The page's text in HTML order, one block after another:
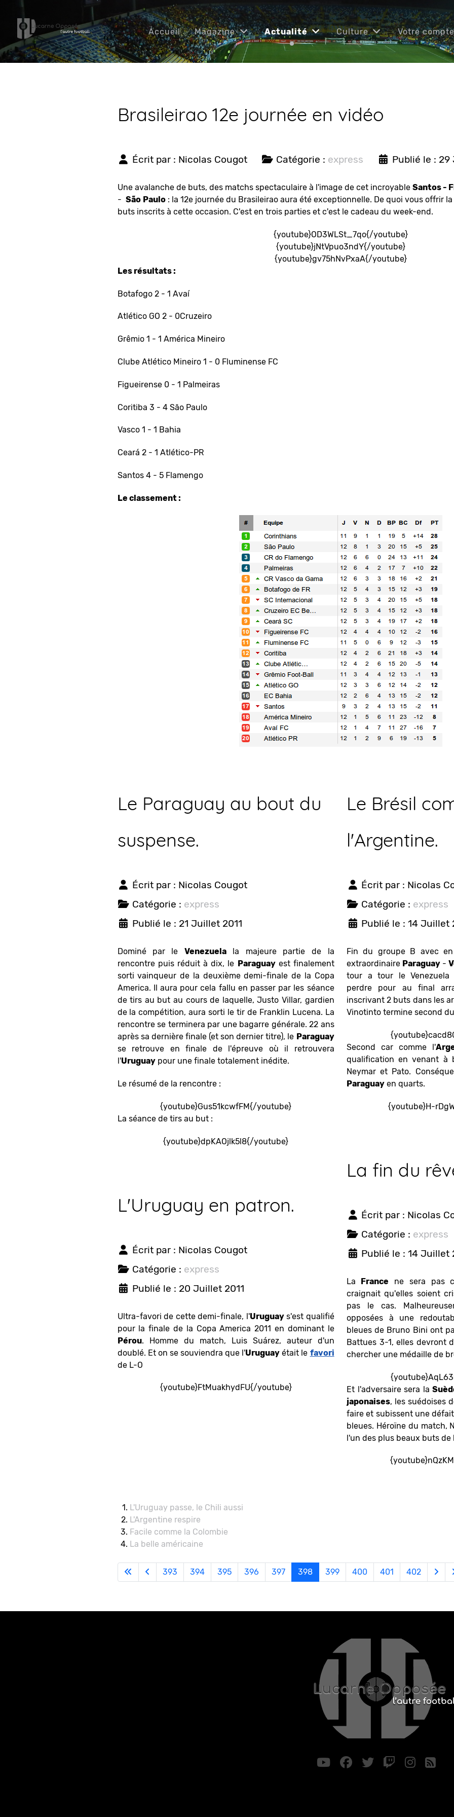
Accueil Magazine Actualité Culture Votre compte
Brasileirao 12e journée en vidéo
Écrit par : Nicolas Cougot Catégorie : express Publié le : 29
Une avalanche de buts, des matchs spectaculaire à l'image de cet incroyable Santos -
- São Paulo: la 12e journée du Brasileirao aura été exceptionnelle. De quoi vous offrir
buts inscrits à cette occasion. C'est en trois parties et c'est le cadeau du week-end.
{youtube}OD3WLSt_7qo{/youtube}
{youtube}jNtVpuo3ndY{/youtube}
{youtube}gv75hNvPxaA{/youtube}
Les résultats :
Botafogo 2 - 1 Avaí
Atlético GO 2 - 0Cruzeiro
Grêmio 1 - 1 América Mineiro
Clube Atlético Mineiro 1 - 0 Fluminense FC
Figueirense 0 - 1 Palmeiras
Coritiba 3 - 4 São Paulo
Vasco 1 - 1 Bahia
Ceará 2 - 1 Atlético-PR
Santos 4 - 5 Flamengo
Le classement :
Le Paraguay au bout du
suspense.
Écrit par : Nicolas Cougot
Catégorie : express
Publié le : 21 Juillet 2011
Dominé par le Venezuelala majeure partie de la
rencontre puis réduit à dix, le Paraguayest finalement
sorti vainqueur de la deuxième demi-finale de la Copa
America. Il aura pour cela fallu en passer par les séance
de tirs au but au cours de laquelle, Justo Villar, gardien
de la compétition, aura sorti le tir de Franklin Lucena. La
rencontre se terminera par une bagarre générale. 22 ans
après sa dernière finale (et son dernier titre), le Paraguay
se retrouve en finale de l'épreuve où il retrouvera
l'Uruguaypour une finale totalement inédite.
Le résumé de la rencontre :
{youtube}Gus51kcwfFM{/youtube}
La séance de tirs au but :
{youtube}dpKAOjlk5l8{/youtube}
L'Uruguay en patron.
Écrit par : Nicolas Cougot
Catégorie : express
Publié le : 20 Juillet 2011
Ultra-favori de cette demi-finale, l'Uruguays'est qualifié
pour la finale de la Copa America 2011 en dominant le
Pérou. Homme du match, Luis Suárez, auteur d'un
doublé. Et on se souviendra que l'Uruguayétait le favori
de L-O
{youtube}FtMuakhydFU{/youtube}
Le Brésil
l'Argentine.
Écrit par : Nicolas
Catégorie : express
Publié le : 14 Juillet
Fin du groupe B avec
extraordinaire Paraguay -
tour a tour le Venezuela
perdre pour au final
inscrivant 2 buts dans les
Vinotinto termine second
Second car comme l'
qualification en venant à
Neymar et Pato.
Paraguay en quarts.
{youtube}H-
La fin du
Écrit par : Nicolas
Catégorie : express
Publié le : 14 Juillet
La France ne sera pas
craignait qu'elles soient
pas le cas.
opposées à une
bleues de Bruno Bini ont
Battues 3-1, elles devront
chercher une médaille de
Et l'adversaire sera la
japonaises, les suédoises
faire et subissent une
bleues. Héroïne du match,
l'un des plus beaux buts de
L'Uruguay passe, le Chili aussi
L'Argentine respire
Facile comme la Colombie
La belle américaine
393 394 395 396 397 398 399 400 401 402